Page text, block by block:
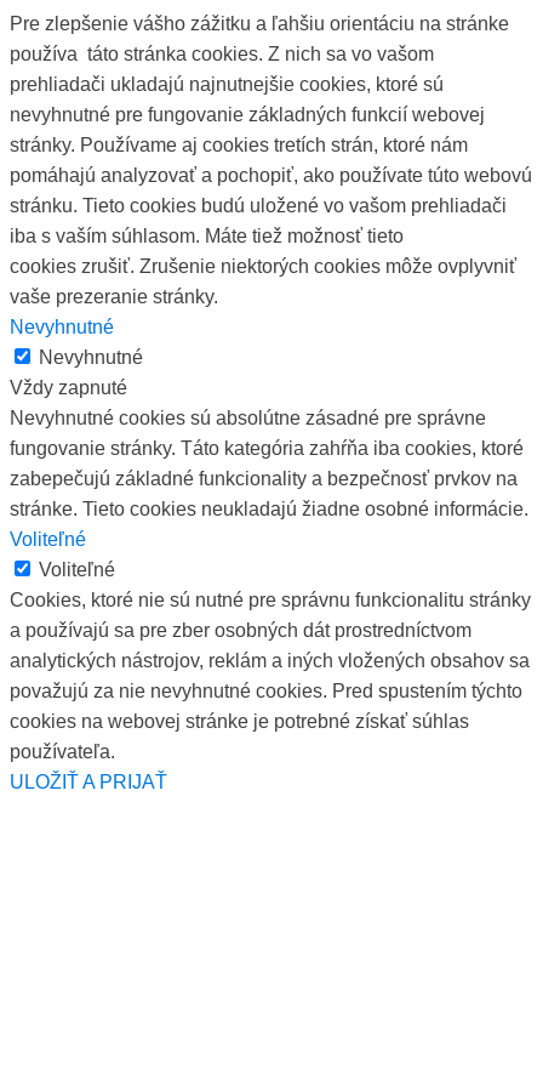
Pre zlepšenie vášho zážitku a ľahšiu orientáciu na stránke
používa táto stránka cookies. Z nich sa vo vašom
prehliadači ukladajú najnutnejšie cookies, ktoré sú
nevyhnutné pre fungovanie základných funkcií webovej
stránky. Používame aj cookies tretích strán, ktoré nám
pomáhajú analyzovať a pochopiť, ako používate túto webovú
stránku. Tieto cookies budú uložené vo vašom prehliadači
iba s vaším súhlasom. Máte tiež možnosť tieto
cookies zrušiť. Zrušenie niektorých cookies môže ovplyvniť
vaše prezeranie stránky.
Nevyhnutné
Nevyhnutné
Vždy zapnuté
Nevyhnutné cookies sú absolútne zásadné pre správne
fungovanie stránky. Táto kategória zahŕňa iba cookies, ktoré
zabepečujú základné funkcionality a bezpečnosť prvkov na
stránke. Tieto cookies neukladajú žiadne osobné informácie.
Voliteľné
Voliteľné
Cookies, ktoré nie sú nutné pre správnu funkcionalitu stránky
a používajú sa pre zber osobných dát prostredníctvom
analytických nástrojov, reklám a iných vložených obsahov sa
považujú za nie nevyhnutné cookies. Pred spustením týchto
cookies na webovej stránke je potrebné získať súhlas
používateľa.
ULOŽIŤ A PRIJAŤ